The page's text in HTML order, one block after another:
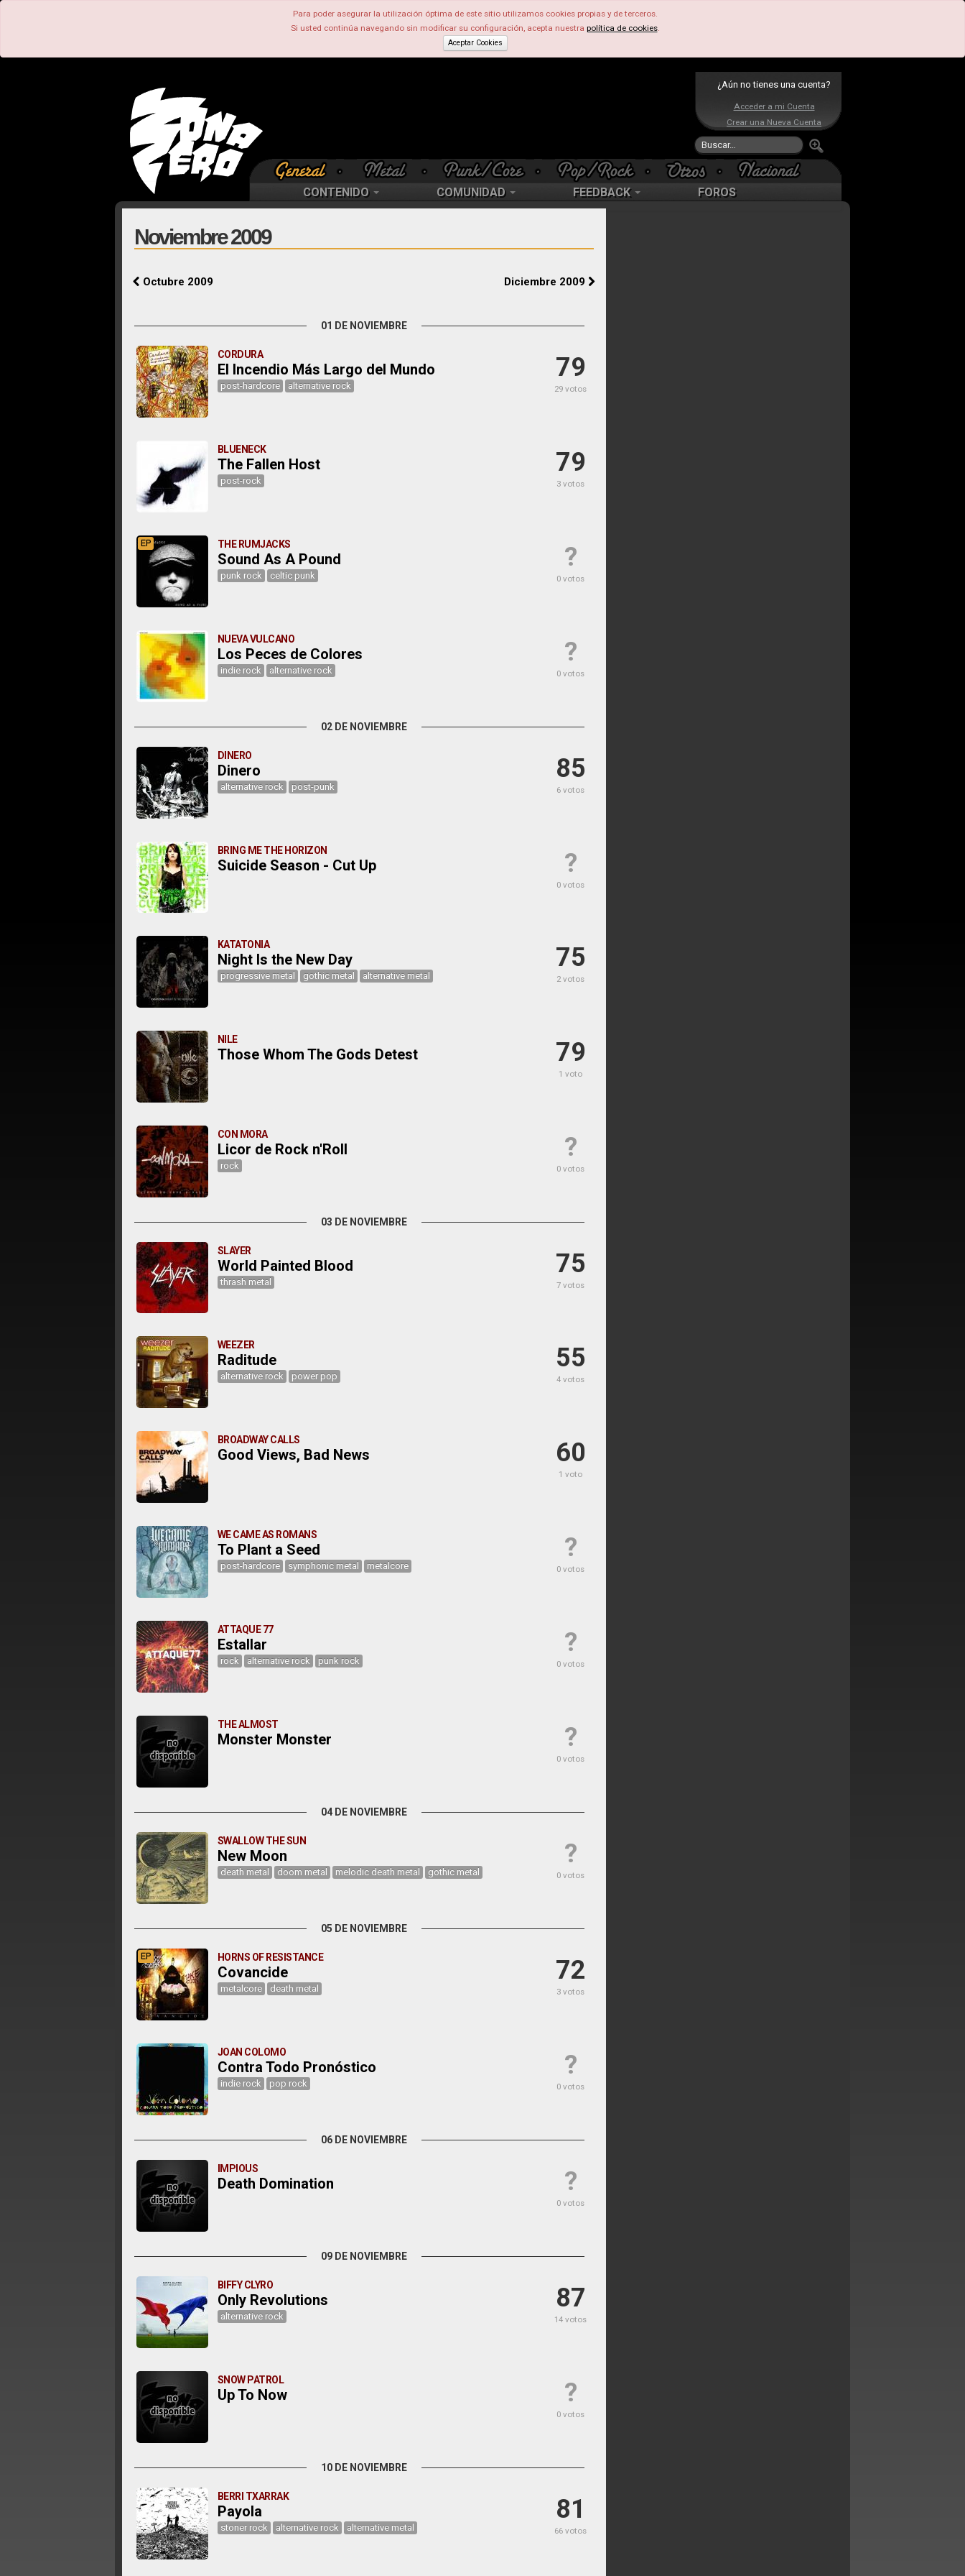
Para poder asegurar la utilización óptima de este sitio utilizamos cookies propias y de terceros.
Si usted continúa navegando sin modificar su configuración, acepta nuestra política de cookies.
Aceptar Cookies
¿Aún no tienes una cuenta?
Acceder a mi Cuenta
Crear una Nueva Cuenta
CONTENIDO COMUNIDAD FEEDBACK FOROS
Noviembre 2009
Octubre 2009 Diciembre 2009
01 DE NOVIEMBRE
79
29 votos
CORDURA
El Incendio Más Largo del Mundo
post-hardcore alternative rock
79
3 votos
BLUENECK
The Fallen Host
post-rock
?
0 votos
EP THE RUMJACKS
Sound As A Pound
punk rock celtic punk
?
0 votos
NUEVA VULCANO
Los Peces de Colores
indie rock alternative rock
02 DE NOVIEMBRE
85
6 votos
DINERO
Dinero
alternative rock post-punk
?
0 votos
BRING ME THE HORIZON
Suicide Season - Cut Up
75
2 votos
KATATONIA
Night Is the New Day
progressive metal gothic metal alternative metal
79
1 voto
NILE
Those Whom The Gods Detest
?
0 votos
CON MORA
Licor de Rock n'Roll
rock
03 DE NOVIEMBRE
75
7 votos
SLAYER
World Painted Blood
thrash metal
55
4 votos
WEEZER
Raditude
alternative rock power pop
60
1 voto
BROADWAY CALLS
Good Views, Bad News
?
0 votos
WE CAME AS ROMANS
To Plant a Seed
post-hardcore symphonic metal metalcore
?
0 votos
ATTAQUE 77
Estallar
rock alternative rock punk rock
?
0 votos
THE ALMOST
Monster Monster
04 DE NOVIEMBRE
?
0 votos
SWALLOW THE SUN
New Moon
death metal doom metal melodic death metal gothic metal
05 DE NOVIEMBRE
72
3 votos
EP HORNS OF RESISTANCE
Covancide
metalcore death metal
?
0 votos
JOAN COLOMO
Contra Todo Pronóstico
indie rock pop rock
06 DE NOVIEMBRE
?
0 votos
IMPIOUS
Death Domination
09 DE NOVIEMBRE
87
14 votos
BIFFY CLYRO
Only Revolutions
alternative rock
?
0 votos
SNOW PATROL
Up To Now
10 DE NOVIEMBRE
81
66 votos
BERRI TXARRAK
Payola
stoner rock alternative rock alternative metal